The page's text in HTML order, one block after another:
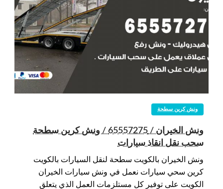
ونش كرين سطحة
ونش الخيران / 65557275 / ونش كرين سطحة
سحب نقل انقاذ سيارات
ونش الخيران بالكويت سطحة لنقل السيارات بالكويت
كرين سحي سيارات نعمل في ونش سيارات الخيران
الكويت على توفير كل مستلزمات العمل الذي يتعلق